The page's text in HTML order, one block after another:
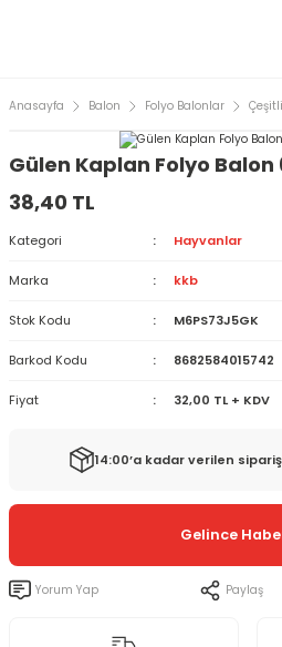
Anasayfa Balon Folyo Balonlar
Gülen Kaplan Folyo
38,40 TL
Kategori Hayvanlar
Marka kkb
Stok Kodu M6PS73J5GK
Barkod Kodu 8682584015742
Fiyat 32,00 TL + KDV
14:00’a kadar verilen
Gelince
Yorum Yap Paylaş